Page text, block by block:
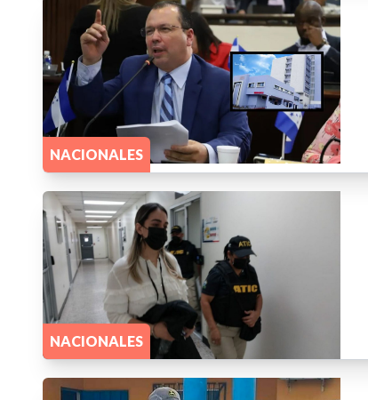
NACIONALES
NACIONALES